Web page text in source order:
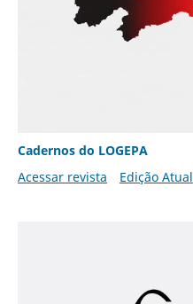
Cadernos do LOGEPA
Acessar revista
Edição Atual